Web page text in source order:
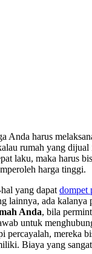
Anda harus
rumah yang
laku, maka harus
harga tinggi.
yang dapat dompet
lainnya, ada kalanya
Anda, bila
untuk
mereka
Biaya yang